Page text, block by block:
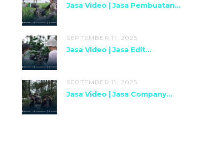
Jasa Video | Jasa Pembuatan...
SEPTEMBER 11, 2025
Jasa Video | Jasa Edit...
SEPTEMBER 11, 2025
Jasa Video | Jasa Company...